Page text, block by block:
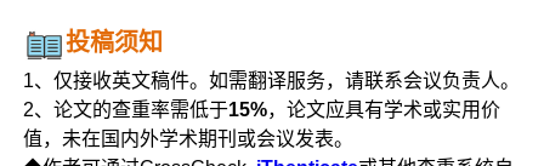
投稿须知
1、仅接收英文稿件。如需翻译服务，请联系会议负责人。
2、论文的查重率需低于15%，论文应具有学术或实用价
值，未在国内外学术期刊或会议发表。